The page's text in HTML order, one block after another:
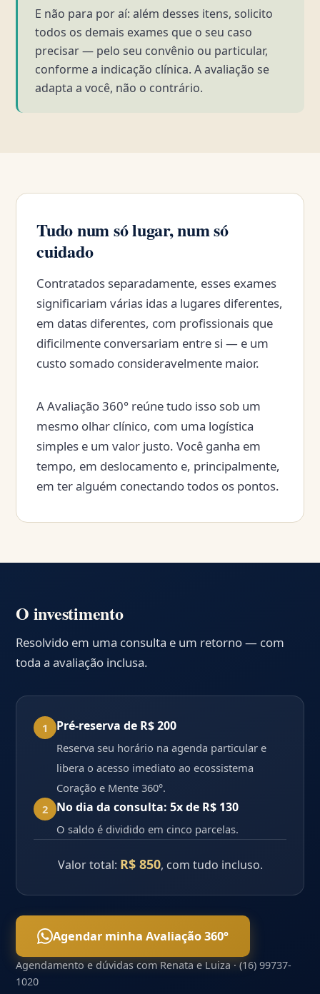
E não para por aí: além desses itens, solicito
todos os demais exames que o seu caso
precisar — pelo seu convênio ou particular,
conforme a indicação clínica. A avaliação se
adapta a você, não o contrário.
Tudo num só lugar, num só
cuidado
Contratados separadamente, esses exames
significariam várias idas a lugares diferentes,
em datas diferentes, com profissionais que
dificilmente conversariam entre si — e um
custo somado consideravelmente maior.
A Avaliação 360° reúne tudo isso sob um
mesmo olhar clínico, com uma logística
simples e um valor justo. Você ganha em
tempo, em deslocamento e, principalmente,
em ter alguém conectando todos os pontos.
O investimento
Resolvido em uma consulta e um retorno — com
toda a avaliação inclusa.
1 Pré-reserva de R$ 200
Reserva seu horário na agenda particular e
libera o acesso imediato ao ecossistema
Coração e Mente 360°.
2
No dia da consulta: 5x de R$ 130
O saldo é dividido em cinco parcelas.
Valor total: R$ 850, com tudo incluso.
Agendar minha Avaliação 360°
Agendamento e dúvidas com Renata e Luiza · (16) 99737-
1020